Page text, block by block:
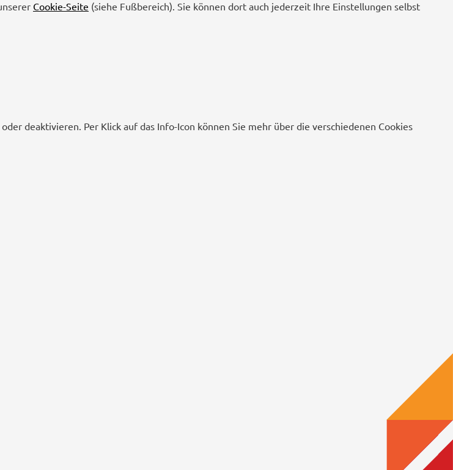
Cookie-Seite (siehe Fußbereich). Sie können dort auch jederzeit Ihre Einstellungen selbst
deaktivieren. Per Klick auf das Info-Icon können Sie mehr über die verschiedenen Cookies